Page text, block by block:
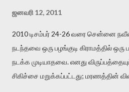
ஜனவரி 12, 2011
2010 டிசம்பர் 24-26 வரை சென்னை
நடந்தவை ஒரு பழங்குடி கிராமத்தில் ஒரு
நடக்க முடியாதவை. எனது
சிகிச்சை மறுக்கப்பட்டது; மரணத்தின்